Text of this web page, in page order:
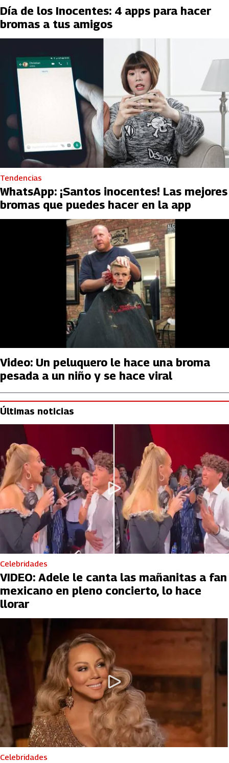
Día de los Inocentes: 4 apps para hacer
bromas a tus amigos
Tendencias
WhatsApp: ¡Santos inocentes! Las mejores
bromas que puedes hacer en la app
Video: Un peluquero le hace una broma
pesada a un niño y se hace viral
Últimas noticias
Celebridades
VIDEO: Adele le canta las mañanitas a fan
mexicano en pleno concierto, lo hace
llorar
Celebridades